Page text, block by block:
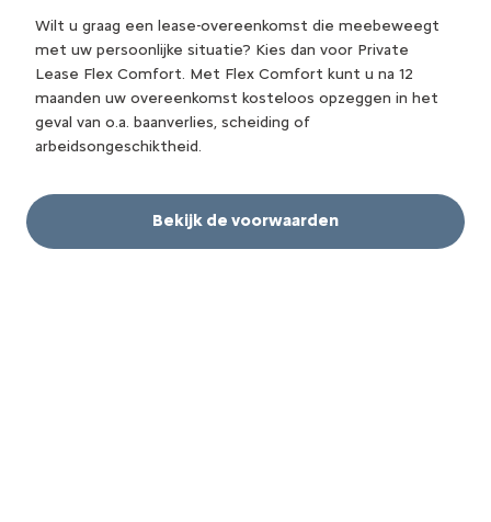
Wilt u graag een lease-overeenkomst die meebeweegt
met uw persoonlijke situatie? Kies dan voor Private
Lease Flex Comfort. Met Flex Comfort kunt u na 12
maanden uw overeenkomst kosteloos opzeggen in het
geval van o.a. baanverlies, scheiding of
arbeidsongeschiktheid.
Bekijk de voorwaarden